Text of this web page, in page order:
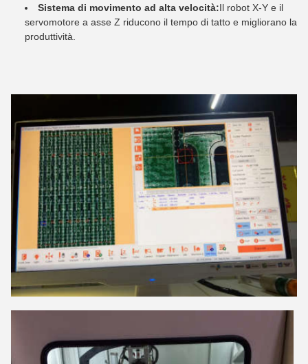
Sistema di movimento ad alta velocità:Il robot X-Y e il
servomotore a asse Z riducono il tempo di tatto e migliorano la
produttività.